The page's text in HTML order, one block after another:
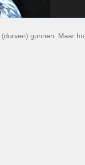
gunnen. Maar